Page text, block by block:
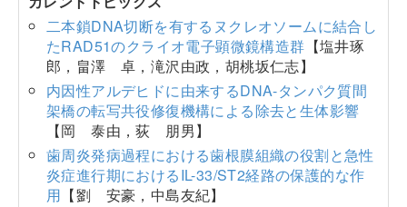
二本鎖DNA切断を有するヌクレオソームに結合し
たRAD51のクライオ電子顕微鏡構造群 【塩井琢
郎，畠澤 卓，滝沢由政，胡桃坂仁志】
内因性アルデヒドに由来するDNA-タンパク質間
架橋の転写共役修復機構による除去と生体影響
【岡 泰由，荻 朋男】
歯周炎発病過程における歯根膜組織の役割と急性
炎症進行期におけるIL-33/ST2経路の保護的な作
用 【劉 安豪，中島友紀】